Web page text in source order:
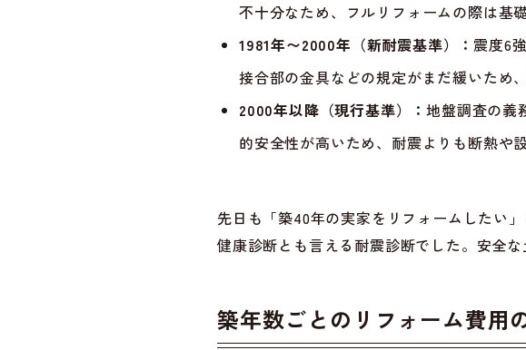
不十分なため、フルリフォームの際は基
1981年〜2000年（新耐震基準）： 震度6
接合部の金具などの規定がまだ緩いため
2000年以降（現行基準）：地盤調査の義
的安全性が高いため、耐震よりも断熱や
先日も「築40年の実家をリフォームしたい
健康診断とも言える耐震診断でした。安全
築年数ごとのリフォーム費用